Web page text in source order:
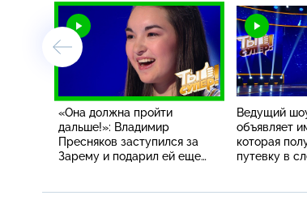
«Она должна пройти
дальше!»: Владимир
Пресняков заступился за
Зарему и подарил ей еще
Ведущий
объявляет
которая
путевку в